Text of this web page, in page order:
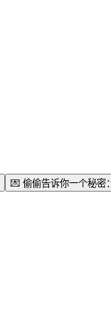
💌 偷偷告诉你一个秘密：